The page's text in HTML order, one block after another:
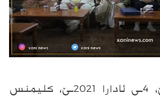
ئەڤرۆ پێنچشەمبیێ، 4ـی ئادارا 2021ـێ، کلیمنس